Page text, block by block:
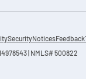
SecurityNoticesFeedback
| NMLS# 500822